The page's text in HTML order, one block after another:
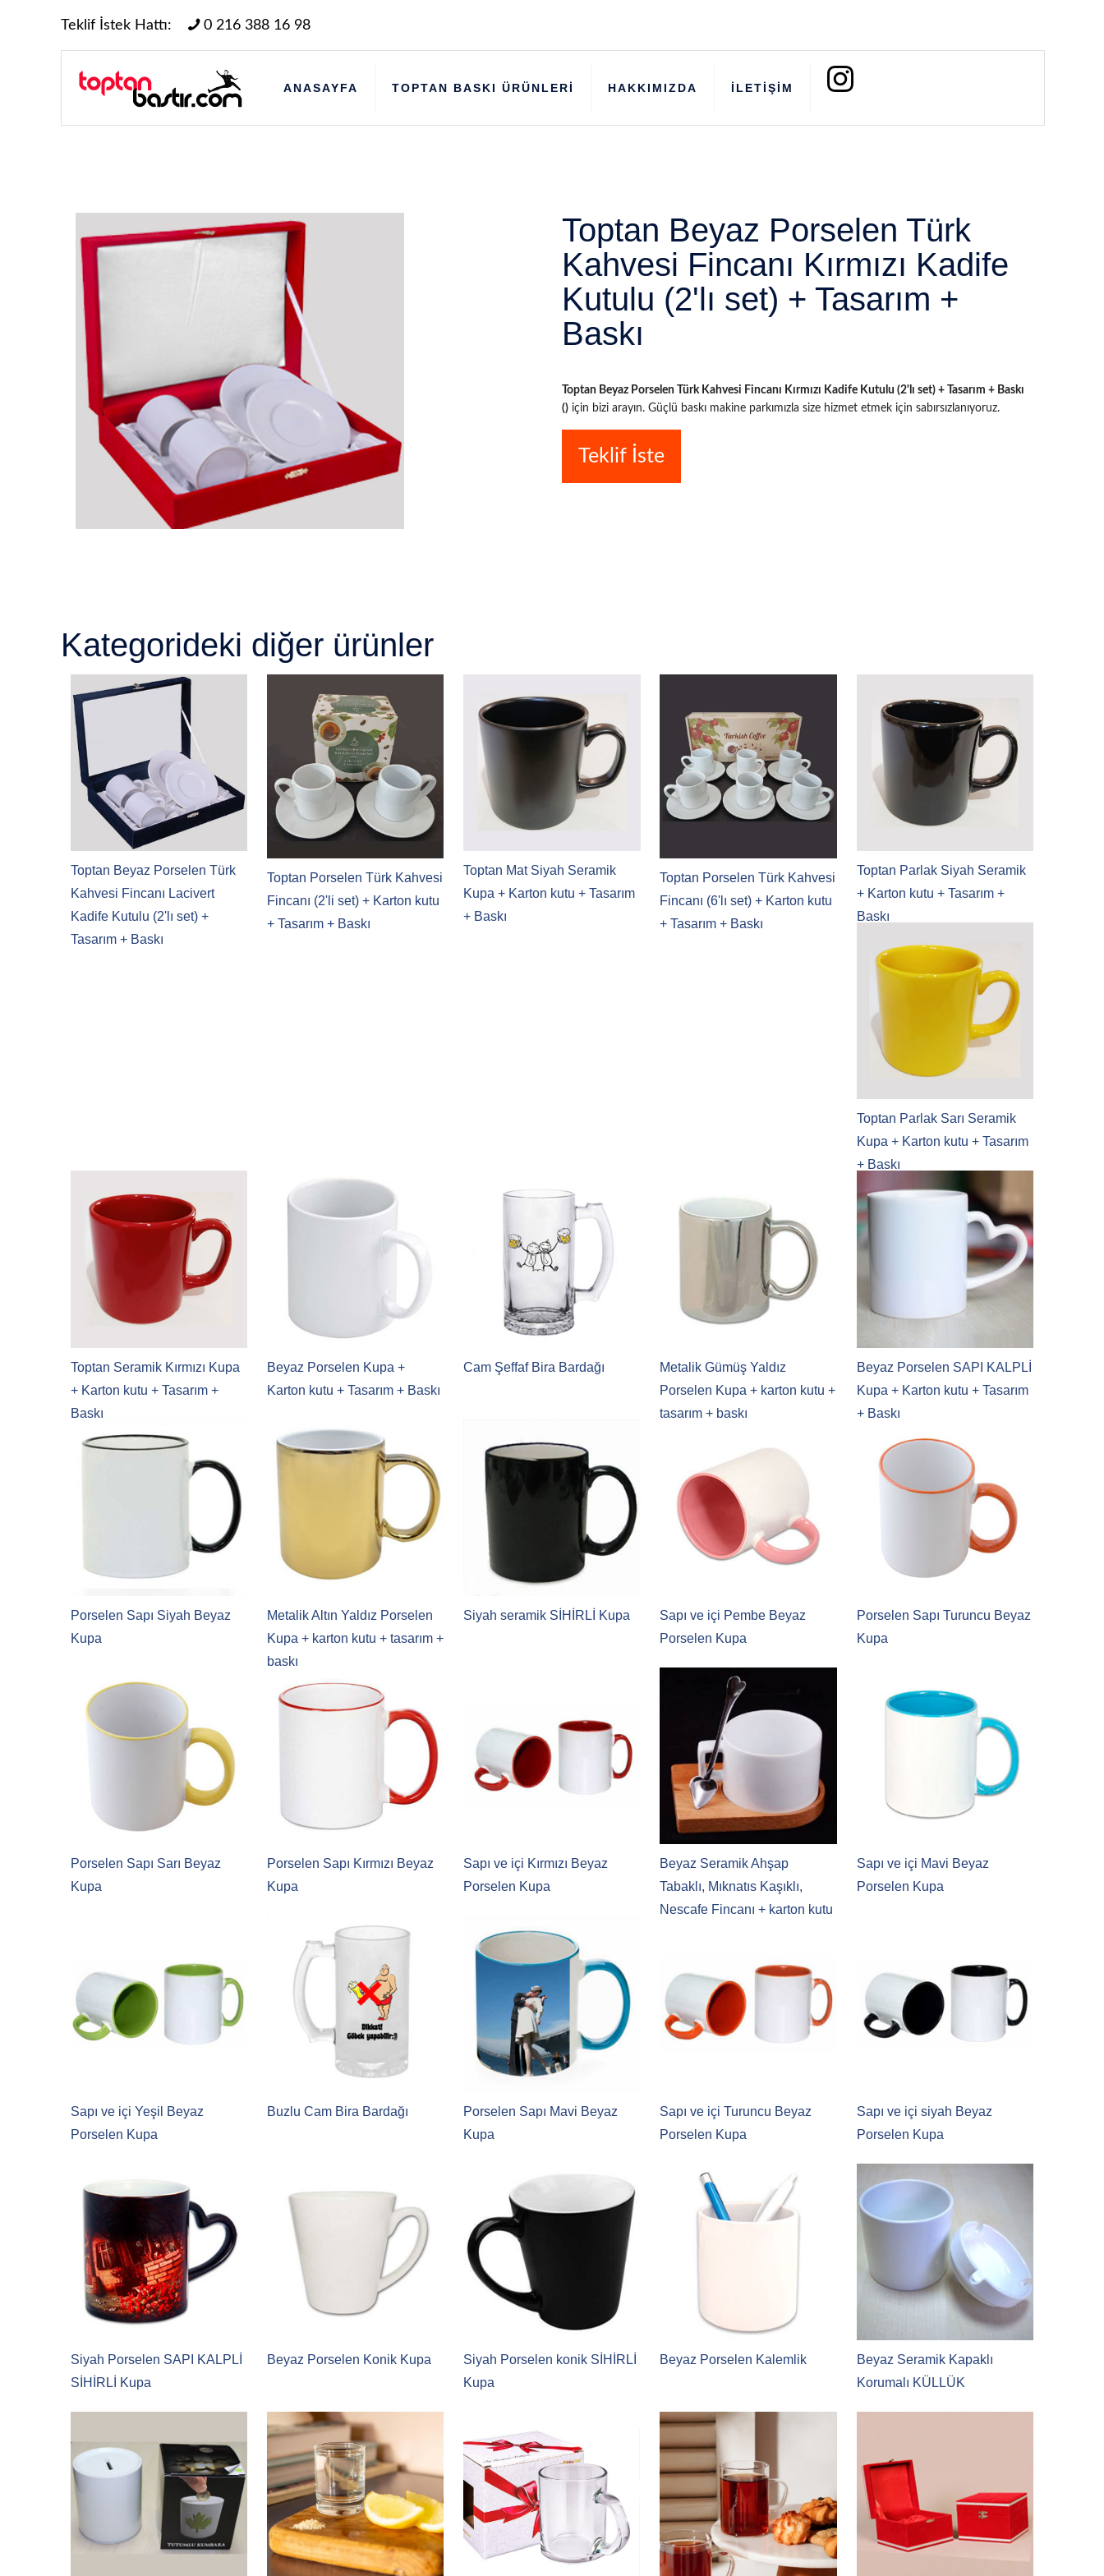
Teklif İstek Hattı: 0 216 388 16 98
ANASAYFA TOPTAN BASKI ÜRÜNLERİ HAKKIMIZDA İLETİŞİM
Toptan Beyaz Porselen Türk
Kahvesi Fincanı Kırmızı Kadife
Kutulu (2'lı set) + Tasarım +
Baskı
Toptan Beyaz Porselen Türk Kahvesi Fincanı Kırmızı Kadife Kutulu (2'lı set) + Tasarım + Baskı
()için bizi arayın. Güçlü baskı makine parkımızla size hizmet etmek için sabırsızlanıyoruz.
Teklif İste
Kategorideki diğer ürünler
Toptan Beyaz Porselen Türk
Kahvesi Fincanı Lacivert
Kadife Kutulu (2'lı set) +
Tasarım + Baskı
Toptan Porselen Türk Kahvesi
Fincanı (2'li set) + Karton kutu
+ Tasarım + Baskı
Toptan Mat Siyah Seramik
Kupa + Karton kutu + Tasarım
+ Baskı
Toptan Porselen Türk Kahvesi
Fincanı (6'lı set) + Karton kutu
+ Tasarım + Baskı
Toptan Parlak Siyah Seramik
+ Karton kutu + Tasarım +
Baskı
Toptan Parlak Sarı Seramik
Kupa + Karton kutu + Tasarım
+ Baskı
Toptan Seramik Kırmızı Kupa
+ Karton kutu + Tasarım +
Baskı
Beyaz Porselen Kupa +
Karton kutu + Tasarım + Baskı
Cam Şeffaf Bira Bardağı
Metalik Gümüş Yaldız
Porselen Kupa + karton kutu +
tasarım + baskı
Beyaz Porselen SAPI KALPLİ
Kupa + Karton kutu + Tasarım
+ Baskı
Porselen Sapı Siyah Beyaz
Kupa
Metalik Altın Yaldız Porselen
Kupa + karton kutu + tasarım +
baskı
Siyah seramik SİHİRLİ Kupa
Sapı ve içi Pembe Beyaz
Porselen Kupa
Porselen Sapı Turuncu Beyaz
Kupa
Porselen Sapı Sarı Beyaz
Kupa
Porselen Sapı Kırmızı Beyaz
Kupa
Sapı ve içi Kırmızı Beyaz
Porselen Kupa
Beyaz Seramik Ahşap
Tabaklı, Mıknatıs Kaşıklı,
Nescafe Fincanı + karton kutu
Sapı ve içi Mavi Beyaz
Porselen Kupa
Sapı ve içi Yeşil Beyaz
Porselen Kupa
Buzlu Cam Bira Bardağı
Porselen Sapı Mavi Beyaz
Kupa
Sapı ve içi Turuncu Beyaz
Porselen Kupa
Sapı ve içi siyah Beyaz
Porselen Kupa
Siyah Porselen SAPI KALPLİ
SİHİRLİ Kupa
Beyaz Porselen Konik Kupa
Siyah Porselen konik SİHİRLİ
Kupa
Beyaz Porselen Kalemlik
Beyaz Seramik Kapaklı
Korumalı KÜLLÜK